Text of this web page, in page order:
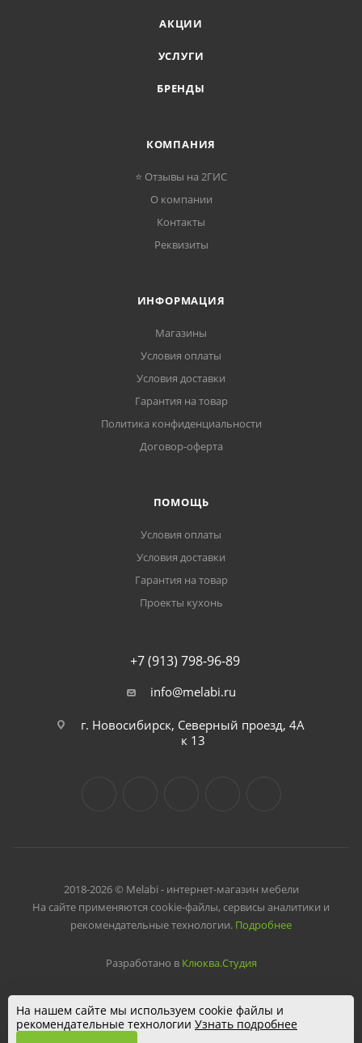
АКЦИИ
УСЛУГИ
БРЕНДЫ
КОМПАНИЯ
⭐ Отзывы на 2ГИС
О компании
Контакты
Реквизиты
ИНФОРМАЦИЯ
Магазины
Условия оплаты
Условия доставки
Гарантия на товар
Политика конфиденциальности
Договор-оферта
ПОМОЩЬ
Условия оплаты
Условия доставки
Гарантия на товар
Проекты кухонь
+7 (913) 798-96-89
info@melabi.ru
г. Новосибирск, Северный проезд, 4А
к 13
2018-2026 © Melabi - интернет-магазин мебели
На сайте применяются cookie-файлы, сервисы аналитики и
рекомендательные технологии. Подробнее
Разработано в Клюква.Студия
На нашем сайте мы используем cookie файлы и
рекомендательные технологии Узнать подробнее